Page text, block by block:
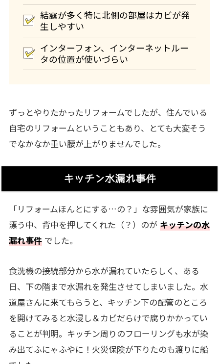
結露が多く特に北側の部屋はカビが発
生しやすい
インターフォン、インターネットルー
タの位置が使いづらい
ずっとやりたかったリフォームでしたが、住んでいる
自宅のリフォームということもあり、とても大変そう
でなかなか重い腰が上がりませんでした。
キッチン水漏れ事件
「リフォームほんとにする…の？」な雰囲気が家族に
漂う中、背中を押してくれた（？）のが キッチンの水
漏れ事件 でした。
食洗機の接続部分から水が漏れていたらしく、ある
日、下の階まで水漏れを発生させてしまいました。水
道屋さんに来てもらうと、キッチン下の配管のところ
を開けてみると水浸し＆カビだらけで腐りかかってい
ることが判明。キッチン周りのフローリングも水が染
み出てふにゃふやに！火災保険が下りたのも渡りに船